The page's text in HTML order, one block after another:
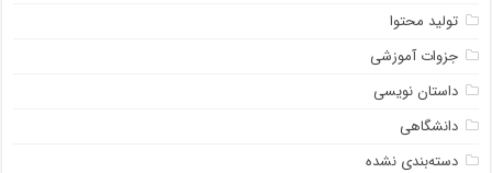
تولید محتوا
جزوات آموزشی
داستان نویسی
دانشگاهی
دسته‌بندی نشده